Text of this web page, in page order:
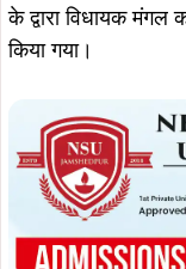
के द्वारा विधायक मंगल
किया गया।